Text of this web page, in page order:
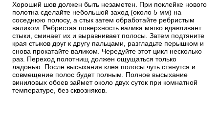
Хороший шов должен быть незаметен. При поклейке нового
полотна сделайте небольшой заход (около 5 мм) на
соседнюю полосу, а стык затем обработайте ребристым
валиком. Ребристая поверхность валика мягко вдавливает
стыки, сминает их и выравнивает полосы. Затем подтяните
края стыков друг к другу пальцами, разгладьте перышком и
снова прокатайте валиком. Чередуйте этот цикл несколько
раз. Переход полотнищ должен ощущаться только
ладонью. После высыхания клея полосы чуть стянутся и
совмещение полос будет полным. Полное высыхание
виниловых обоев займет около двух суток при комнатной
температуре, без сквозняков.